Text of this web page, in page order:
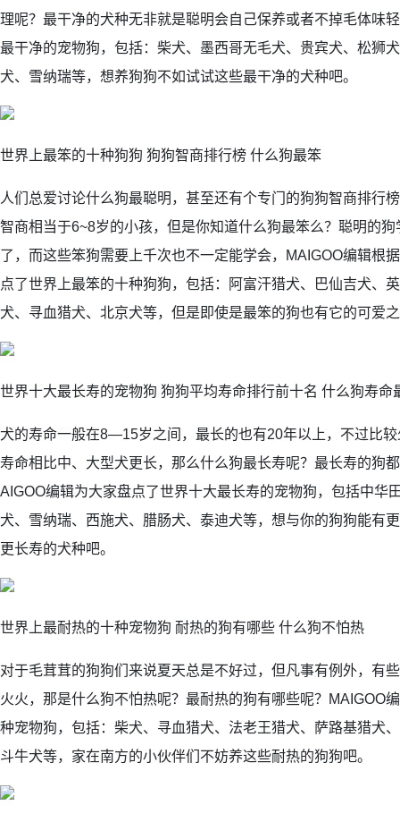
理呢？最干净的犬种无非就是聪明会自己保养或者不掉毛体味
最干净的宠物狗，包括：柴犬、墨西哥无毛犬、贵宾犬、松狮
犬、雪纳瑞等，想养狗狗不如试试这些最干净的犬种吧。
世界上最笨的十种狗狗 狗狗智商排行榜 什么狗最笨
人们总爱讨论什么狗最聪明，甚至还有个专门的狗狗智商排行
智商相当于6~8岁的小孩，但是你知道什么狗最笨么？聪明的
了，而这些笨狗需要上千次也不一定能学会，MAIGOO编辑根
点了世界上最笨的十种狗狗，包括：阿富汗猎犬、巴仙吉犬、
犬、寻血猎犬、北京犬等，但是即使是最笨的狗也有它的可爱
世界十大最长寿的宠物狗 狗狗平均寿命排行前十名 什么狗寿命
犬的寿命一般在8—15岁之间，最长的也有20年以上，不过比
寿命相比中、大型犬更长，那么什么狗最长寿呢？最长寿的狗
AIGOO编辑为大家盘点了世界十大最长寿的宠物狗，包括中华
犬、雪纳瑞、西施犬、腊肠犬、泰迪犬等，想与你的狗狗能有
更长寿的犬种吧。
世界上最耐热的十种宠物狗 耐热的狗有哪些 什么狗不怕热
对于毛茸茸的狗狗们来说夏天总是不好过，但凡事有例外，有
火火，那是什么狗不怕热呢？最耐热的狗有哪些呢？MAIGOO
种宠物狗，包括：柴犬、寻血猎犬、法老王猎犬、萨路基猎犬
斗牛犬等，家在南方的小伙伴们不妨养这些耐热的狗狗吧。